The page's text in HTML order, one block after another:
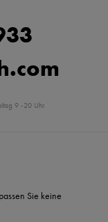
9 -20 Uhr.
Sie keine